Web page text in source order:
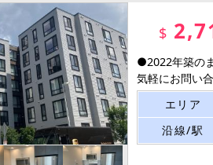
$
●2022年築の
気軽にお問い
エリア
沿線/駅